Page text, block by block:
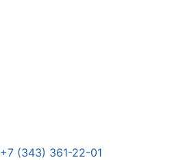
+7 (343) 361-22-01